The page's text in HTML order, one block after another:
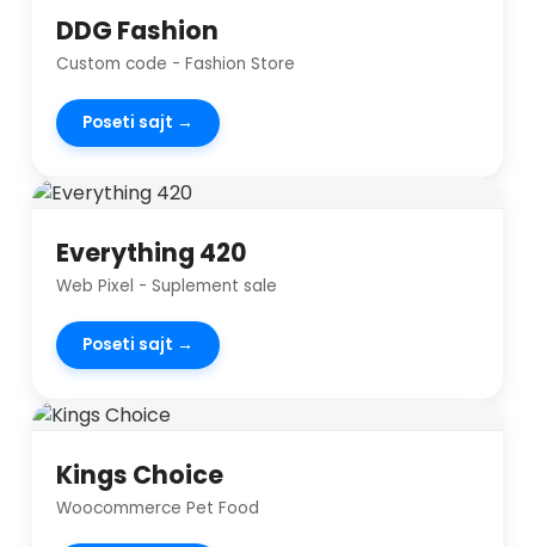
DDG Fashion
Custom code - Fashion Store
Poseti sajt →
Everything 420
Web Pixel - Suplement sale
Poseti sajt →
Kings Choice
Woocommerce Pet Food